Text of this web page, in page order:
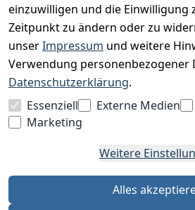
einzuwilligen und die Einwilligung
Zeitpunkt zu ändern oder zu
unserImpressum und weitere
Verwendung personenbezogener
Datenschutzerklärung.
Essenziell
Externe Medien
Marketing
Weitere
Alles
BESUCHE UNS
BEQUEM BEZAHLEN MIT
WIR VERSENDEN MIT